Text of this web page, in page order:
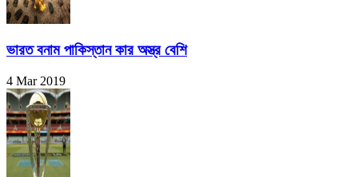
ভারত বনাম পাকিস্তান কার অস্ত্র বেশি
4 Mar 2019